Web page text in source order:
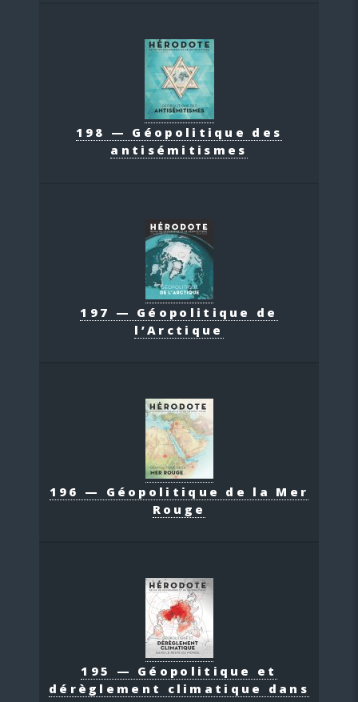
198 — Géopolitique des
antisémitismes
197 — Géopolitique de
l’Arctique
196 — Géopolitique de la Mer
Rouge
195 — Géopolitique et
dérèglement climatique dans